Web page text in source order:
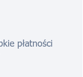
płatności